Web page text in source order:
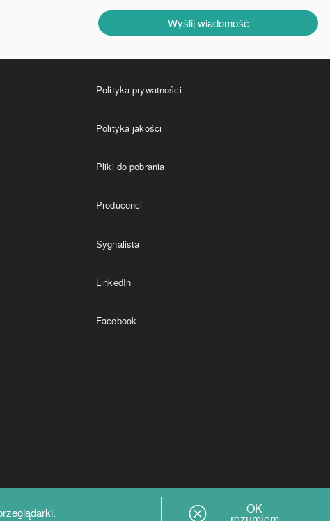
Wyślij wiadomość
Linki
Polityka prywatności
Polityka jakości
Pliki do pobrania
Producenci
Sygnalista
LinkedIn
Facebook
Copyright by Cortex Chemicals 2026 OK